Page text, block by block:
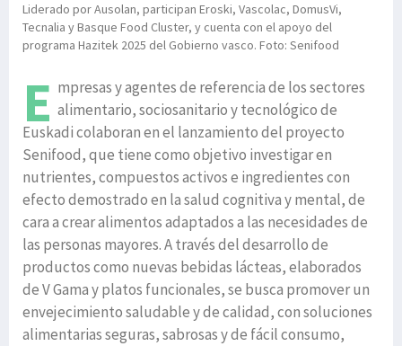
Liderado por Ausolan, participan Eroski, Vascolac, DomusVi,
Tecnalia y Basque Food Cluster, y cuenta con el apoyo del
programa Hazitek 2025 del Gobierno vasco. Foto: Senifood
E mpresas y agentes de referencia de los sectores
alimentario, sociosanitario y tecnológico de
Euskadi colaboran en el lanzamiento del proyecto
Senifood, que tiene como objetivo investigar en
nutrientes, compuestos activos e ingredientes con
efecto demostrado en la salud cognitiva y mental, de
cara a crear alimentos adaptados a las necesidades de
las personas mayores. A través del desarrollo de
productos como nuevas bebidas lácteas, elaborados
de V Gama y platos funcionales, se busca promover un
envejecimiento saludable y de calidad, con soluciones
alimentarias seguras, sabrosas y de fácil consumo,